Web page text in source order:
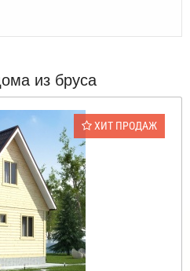
из бруса
ХИТ ПРОДАЖ